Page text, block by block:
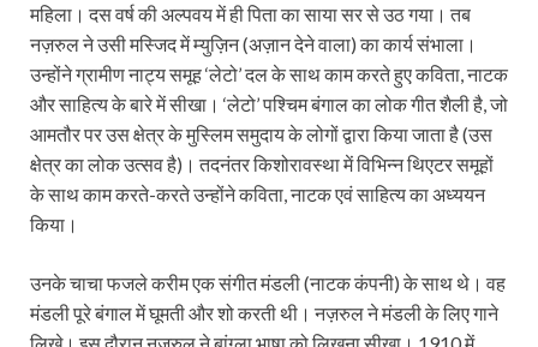
महिला। दस वर्ष की अल्पवय में ही पिता का साया सर से उठ गया। तब
नज़रुल ने उसी मस्जिद में म्युज़िन (अज़ान देने वाला) का कार्य संभाला।
उन्होंने ग्रामीण नाट्य समूह ‘लेटो’ दल के साथ काम करते हुए कविता, नाटक
और साहित्य के बारे में सीखा। ‘लेटो’ पश्चिम बंगाल का लोक गीत शैली है, जो
आमतौर पर उस क्षेत्र के मुस्लिम समुदाय के लोगों द्वारा किया जाता है (उस
क्षेत्र का लोक उत्सव है)। तदनंतर किशोरावस्था में विभिन्न थिएटर समूहों
के साथ काम करते-करते उन्होंने कविता, नाटक एवं साहित्य का अध्ययन
किया।
उनके चाचा फजले करीम एक संगीत मंडली (नाटक कंपनी) के साथ थे। वह
मंडली पूरे बंगाल में घूमती और शो करती थी। नज़रुल ने मंडली के लिए गाने